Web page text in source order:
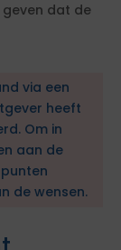
dat de
via een
heeft
Om in
aan de
de wensen.